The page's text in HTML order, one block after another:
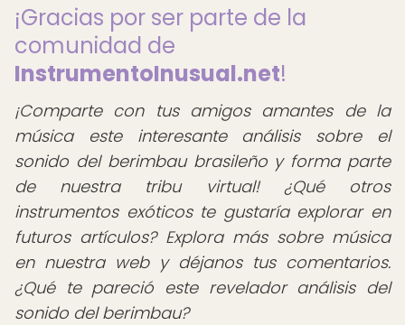
¡Gracias por ser parte de la
comunidad de
InstrumentoInusual.net!
¡Comparte con tus amigos amantes de la
música este interesante análisis sobre el
sonido del berimbau brasileño y forma parte
de nuestra tribu virtual! ¿Qué otros
instrumentos exóticos te gustaría explorar en
futuros artículos? Explora más sobre música
en nuestra web y déjanos tus comentarios.
¿Qué te pareció este revelador análisis del
sonido del berimbau?